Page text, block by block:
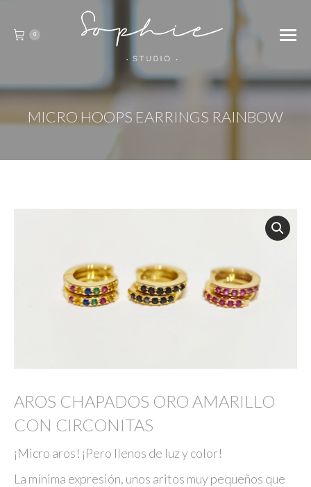
0
MICRO HOOPS EARRINGS RAINBOW
AROS CHAPADOS ORO AMARILLO
CON CIRCONITAS
¡Micro aros! ¡Pero llenos de luz y color!
La mínima expresión, unos aritos muy pequeños que